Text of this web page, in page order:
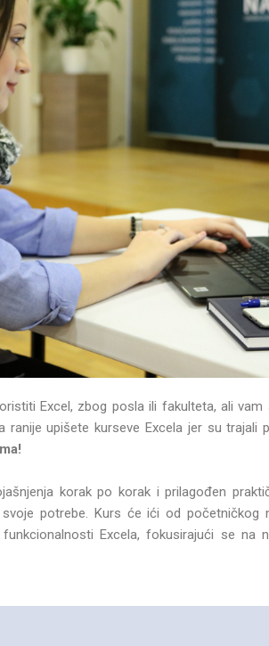
Excel, zbog posla ili fakulteta, ali
ranije upišete kurseve Excela jer su trajali
korak po korak i prilagođen
potrebe. Kurs će ići od početničkog
Excela, fokusirajući se na